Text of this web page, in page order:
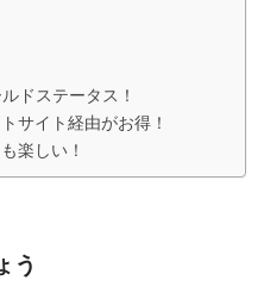
ドステータス！
サイト経由がお得！
楽しい！
う